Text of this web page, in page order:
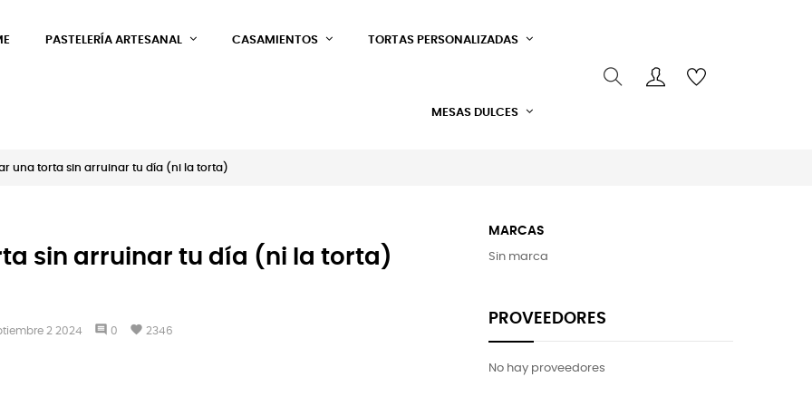
PASTELERÍA ARTESANAL CASAMIENTOS TORTAS PERSONALIZADAS
MESAS DULCES
una torta sin arruinar tu día (ni la torta)
sin arruinar tu día (ni la torta)
2 2024 comment 0 favorite 2346
MARCAS
Sin marca
PROVEEDORES
No hay proveedores